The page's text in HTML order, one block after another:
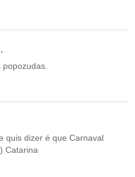
quis dizer é que Carnaval
Catarina